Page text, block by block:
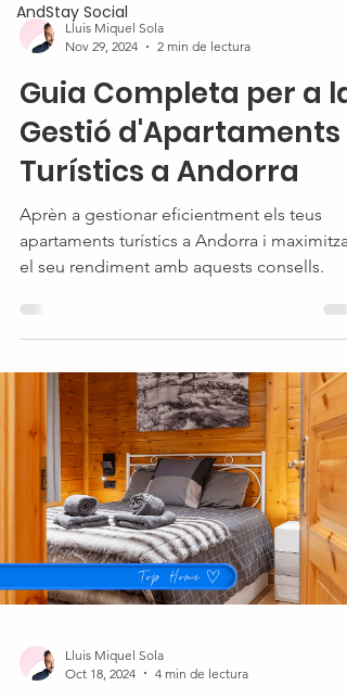
AndStay Social
Lluis Miquel Sola
Nov 29, 2024
2 min de lectura
Guia Completa per a la
Gestió d'Apartaments
Turístics a Andorra
Aprèn a gestionar eficientment els teus
apartaments turístics a Andorra i maximitza
el seu rendiment amb aquests consells.
Lluis Miquel Sola
Oct 18, 2024
4 min de lectura